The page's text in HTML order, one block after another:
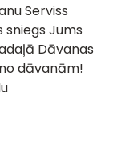
Serviss
sniegs Jums
Dāvanas
dāvanām!